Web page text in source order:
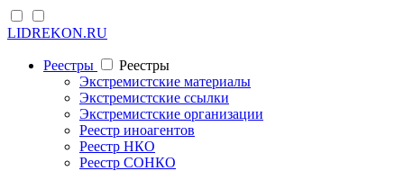
LIDREKON.RU
Реестры
Реестры
Экстремистские материалы
Экстремистские ссылки
Экстремистские организации
Реестр иноагентов
Реестр НКО
Реестр СОНКО